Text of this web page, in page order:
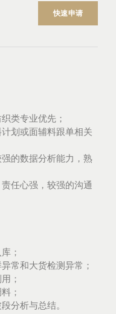
快速申请
类专业优先；
划或面辅料跟单相关
的数据分析能力，熟
任心强，较强的沟通
；
常和大货检测异常；
；
；
分析与总结。